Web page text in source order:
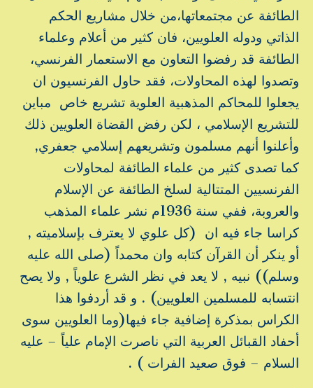
الطائفة عن مجتمعاتها،من خلال مشاريع الحكم
الذاتي ودوله العلويين، فان كثير من أعلام وعلماء
الطائفة قد رفضوا التعاون مع الاستعمار الفرنسي،
وتصدوا لهذه المحاولات، فقد حاول الفرنسيون ان
يجعلوا للمحاكم المذهبية العلوية تشريع خاص مباين
للتشريع الإسلامي ، لكن رفض القضاة العلويين ذلك
وأعلنوا أنهم مسلمون وتشريعهم إسلامي جعفري,
كما تصدى كثير من علماء الطائفة لمحاولات
الفرنسيين المتتالية لسلخ الطائفة عن الإسلام
والعروبة، ففي سنة 1936م نشر علماء المذهب
كراسا جاء فيه ان (كل علوي لا يعترف بإسلاميته ,
أو ينكر أن القرآن كتابه وان محمداً (صلى الله عليه
وسلم)) نبيه , لا يعد في نظر الشرع علوياً , ولا يصح
انتسابه للمسلمين العلويين) . و قد أردفوا هذا
الكراس بمذكرة إضافية جاء فيها(وما العلويين سوى
أحفاد القبائل العربية التي ناصرت الإمام علياً – عليه
السلام – فوق صعيد الفرات ) .